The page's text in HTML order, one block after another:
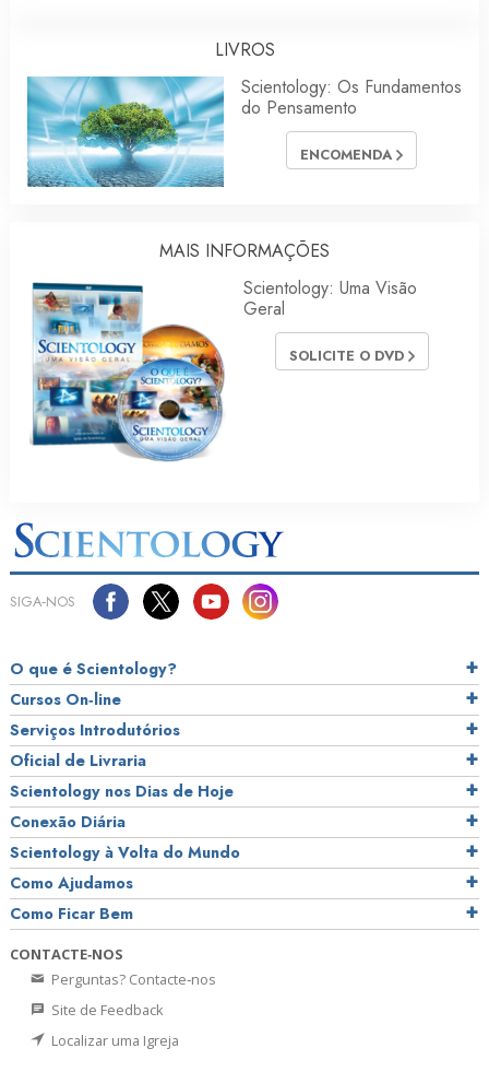
LIVROS
Scientology: Os Fundamentos
do Pensamento
ENCOMENDA
MAIS INFORMAÇÕES
Scientology: Uma Visão
Geral
SOLICITE O DVD
SIGA‑NOS
O que é Scientology?
Cursos On‑line
Serviços Introdutórios
Oficial de Livraria
Scientology nos Dias de Hoje
Conexão Diária
Scientology à Volta do Mundo
Como Ajudamos
Como Ficar Bem
CONTACTE‑NOS
Perguntas? Contacte‑nos
Site de Feedback
Localizar uma Igreja